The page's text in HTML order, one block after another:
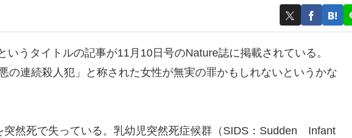
いうタイトルの記事が11月10日号のNature誌に掲載されている。
の連続殺人犯」と称された女性が無実の罪かもしれないというかな
突然死で失っている。乳幼児突然死症候群（SIDS：Sudden Infant